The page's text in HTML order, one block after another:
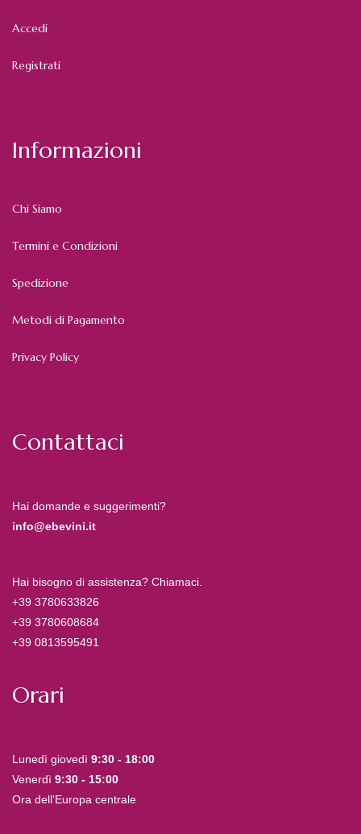
Accedi
Registrati
Informazioni
Chi Siamo
Termini e Condizioni
Spedizione
Metodi di Pagamento
Privacy Policy
Contattaci
Hai domande e suggerimenti?
info@ebevini.it
Hai bisogno di assistenza? Chiamaci.
+39 3780633826
+39 3780608684
+39 0813595491
Orari
Lunedì giovedì 9:30 - 18:00
Venerdì 9:30 - 15:00
Ora dell'Europa centrale